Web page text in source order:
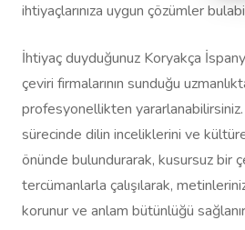
ihtiyaçlarınıza uygun çözümler
İhtiyaç duyduğunuz Koryakça
çeviri firmalarının sunduğu
profesyonellikten
sürecinde dilin inceliklerini ve
önünde bulundurarak, kusursuz bir
tercümanlarla çalışılarak,
korunur ve anlam bütünlüğü